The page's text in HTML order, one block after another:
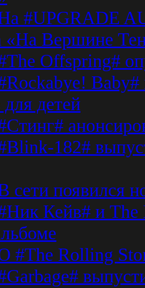
#UPGRADE
«На Вершине
Offspring#
для детей
182#
сети появился
Кейв# и The
#The Rolling